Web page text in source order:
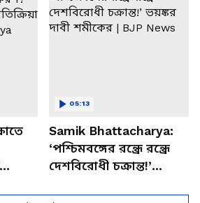
Samik Bhattacharya:
‘পশ্চিমবঙ্গের রন্ধ্রে রন্ধ্রে
দেশবিরোধী চক্রান্ত!’
05:13